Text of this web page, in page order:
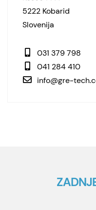
5222 Kobarid
Slovenija
031 379 798
041 284 410
info@gre-